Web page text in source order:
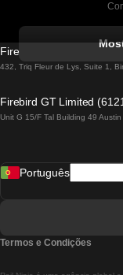
Firebird GT Limited (OC
432, Triq Fleur de Lys, Suite 1,
Firebird GT Limited
Unit G 15/F Tal Building 49
Português
Termos e Condições